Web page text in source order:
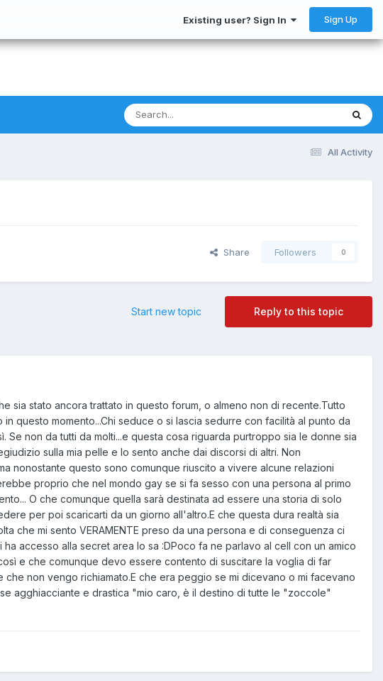
Existing user? Sign In Sign Up
All Activity
Share Followers 0
Reply to this topic
Start new topic
sia stato ancora trattato in questo forum, o almeno non di recente.Tutto
questo momento...Chi seduce o si lascia sedurre con facilità al punto da
non da tutti da molti...e questa cosa riguarda purtroppo sia le donne sia
sulla mia pelle e lo sento anche dai discorsi di altri. Non
nonostante questo sono comunque riuscito a vivere alcune relazioni
proprio che nel mondo gay se si fa sesso con una persona al primo
O che comunque quella sarà destinata ad essere una storia di solo
per poi scaricarti da un giorno all'altro.E che questa dura realtà sia
che mi sento VERAMENTE preso da una persona e di conseguenza ci
accesso alla secret area lo sa :DPoco fa ne parlavo al cell con un amico
e che comunque devo essere contento di suscitare la voglia di far
non vengo richiamato.E che era peggio se mi dicevano o mi facevano
agghiacciante e drastica "mio caro, è il destino di tutte le "zoccole"